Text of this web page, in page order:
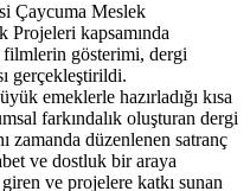
Çaycuma Meslek
kapsamında
filmlerin gösterimi, dergi
gerçekleştirildi.
emeklerle hazırladığı kısa
farkındalık oluşturan dergi
zamanda düzenlenen satranç
ve dostluk bir araya
ve projelere katkı sunan